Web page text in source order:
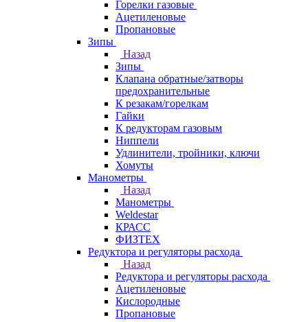
Горелки газовые
Ацетиленовые
Пропановые
Зипы
Назад
Зипы
Клапана обратные/затворы
предохранительные
К резакам/горелкам
Гайки
К редукторам газовым
Ниппели
Удлинители, тройники, ключи
Хомуты
Манометры
Назад
Манометры
Weldestar
КРАСС
ФИЗТЕХ
Редуктора и регуляторы расхода
Назад
Редуктора и регуляторы расхода
Ацетиленовые
Кислородные
Пропановые